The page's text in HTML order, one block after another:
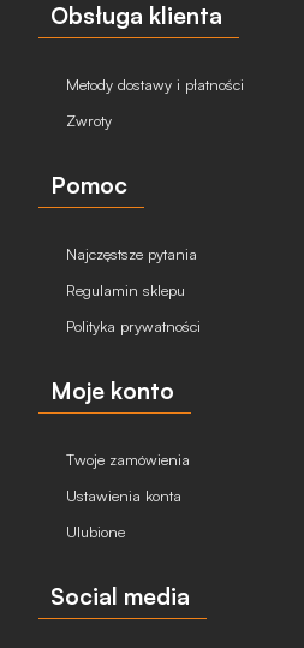
Obsługa klienta
Metody dostawy i płatności
Zwroty
Pomoc
Najczęstsze pytania
Regulamin sklepu
Polityka prywatności
Moje konto
Twoje zamówienia
Ustawienia konta
Ulubione
Social media